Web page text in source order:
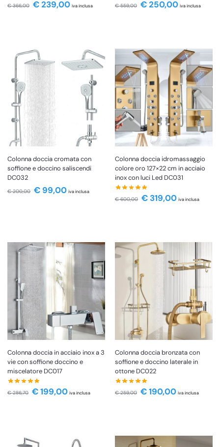
€366,00 €239,00 iva inclusa €559,00 €250,00 iva inclusa
Colonna doccia cromata con
soffione e doccino saliscendi
DC032
€200,00 € 99,00 iva inclusa
Colonna doccia idromassaggio
colore oro 127×22 cm in acciaio
inox con luci Led DC031
€600,00 € 319,00 iva inclusa
Colonna doccia in acciaio inox a 3
vie con soffione doccino e
miscelatore DC017
€286,70 €199,00 iva inclusa
Colonna doccia bronzata con
soffione e doccino laterale in
ottone DC022
€259,00 €190,00 iva inclusa